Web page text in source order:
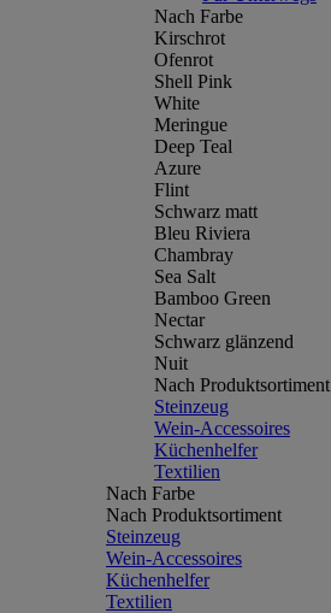
Nach Farbe
Kirschrot
Ofenrot
Shell Pink
White
Meringue
Deep Teal
Azure
Flint
Schwarz matt
Bleu Riviera
Chambray
Sea Salt
Bamboo Green
Nectar
Schwarz glänzend
Nuit
Nach Produktsortiment
Steinzeug
Wein-Accessoires
Küchenhelfer
Textilien
Nach Farbe
Nach Produktsortiment
Steinzeug
Wein-Accessoires
Küchenhelfer
Textilien